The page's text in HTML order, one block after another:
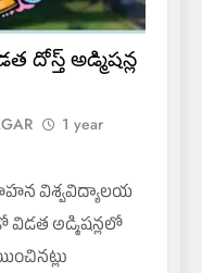
అడ్మిషన్ల
1 year
విశ్వవిద్యాలయ
అడ్మిషన్లలో